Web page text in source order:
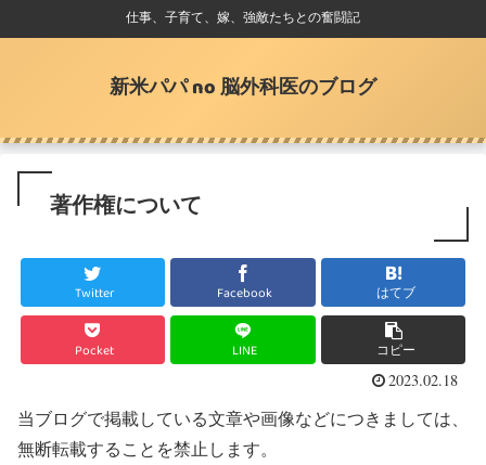
仕事、子育て、嫁、強敵たちとの奮闘記
新米パパ no 脳外科医のブログ
著作権について
Twitter Facebook はてブ
Pocket LINE
コピー
2023.02.18
当ブログで掲載している文章や画像などにつきましては、
無断転載することを禁止します。